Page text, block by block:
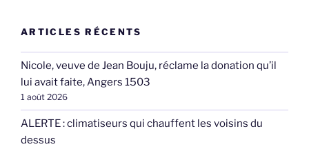
ARTICLES RÉCENTS
Nicole, veuve de Jean Bouju, réclame la donation qu’il
lui avait faite, Angers 1503
1 août 2026
ALERTE : climatiseurs qui chauffent les voisins du
dessus